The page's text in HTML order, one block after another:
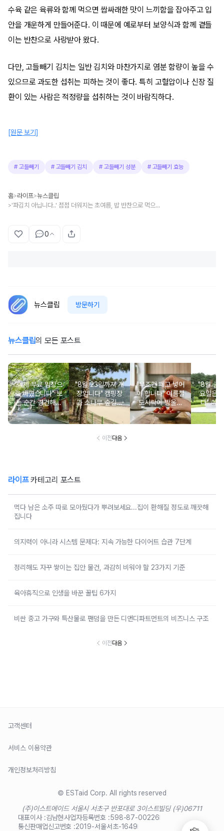
수육 같은 육류와 함께 먹으면 쌉싸래한 맛이 느끼함을 잡아주고 입
안을 개운하게 만들어준다. 이 때문에 예로부터 보양식과 함께 곁들
이는 반찬으로 사랑받아 왔다.
다만, 고들빼기 김치는 일반 김치와 마찬가지로 염분 함량이 높을 수
있으므로 과도한 섭취는 피하는 것이 좋다. 특히 고혈압이나 신장 질
환이 있는 사람은 적정량을 섭취하는 것이 바람직하다.
[원문 보기]
# 고들빼기 # 고들빼기 김치 #고들빼기 성분 # 고들빼기 효능
홈>라이프>뉴스클립
> '파김치 아닙니다..' 점점 더워지는 초여름, 밥 반찬으로 먹으면 건강 한 번에 챙길 수 있는 '쓴맛 김치' 정체
0
뉴스클립 방문하기
뉴스클립의 모든 포스트
"이제 무료 입장으
로 바꼈습니다" 보
는 순간 경건해지
고 마음이 편안해
지는 사찰 여행지
"8월 23일까지 개
장입니다" 캠핑장
과 소나무 숲길이
붙어있는 조용한
남해 해수욕장
"무조건 떼고 넣어
야 합니다" 여름철
도시락에 방울토
마토 꼭지 그대로
넣으면 생기는 일
"8월 금
요일은
다" 이
무료로
한 의미
이전다음
라이프카테고리 포스트
먹다 남은 소주 따로 모아뒀다가 뿌려보세요...집이 환해질 정도로 깨끗해
집니다
의지력이 아니라 시스템 문제다: 지속 가능한 다이어트 습관 7단계
정리해도 자꾸 쌓이는 집안 물건, 과감히 비워야 할 23가지 기준
육아휴직으로 인생을 바꾼 꿀팁 6가지
비싼 중고 가구와 특산물로 팬덤을 만든 디앤디파트먼트의 비즈니스 구조
이전다음
고객센터
서비스 이용약관
개인정보처리방침
© ESTaid Corp. All rights reserved
(주)이스트에이드 서울시 서초구 반포대로 3이스트빌딩 (우)06711
대표이사 :김남현사업자등록번호 :598-87-00226
통신판매업신고번호 :2019-서울서초-1649